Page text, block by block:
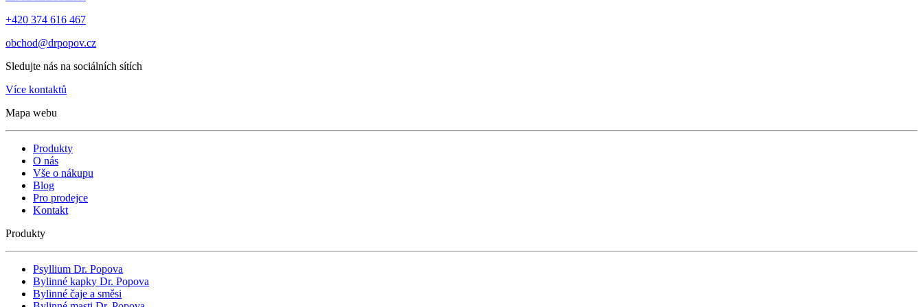
+420 374 616 467
obchod@drpopov.cz
Sledujte nás na sociálních sítích
Více kontaktů
Mapa webu
Produkty
O nás
Vše o nákupu
Blog
Pro prodejce
Kontakt
Produkty
Psyllium Dr. Popova
Bylinné kapky Dr. Popova
Bylinné čaje a směsi